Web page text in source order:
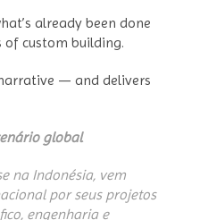
already been done
custom building.
— and delivers
global
na Indonésia, vem
por seus projetos
engenharia e